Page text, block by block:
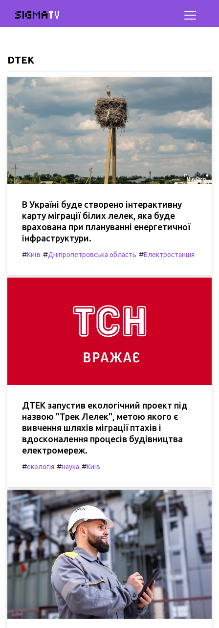
SIGMATV
DTEK
В Україні буде створено інтерактивну
карту міграції білих лелек, яка буде
врахована при плануванні енергетичної
інфраструктури.
#Київ #Дніпропетровська область #Електростанція
ДТЕК запустив екологічний проект під
назвою "Трек Лелек", метою якого є
вивчення шляхів міграції птахів і
вдосконалення процесів будівництва
електромереж.
#екологія #наука #Київ